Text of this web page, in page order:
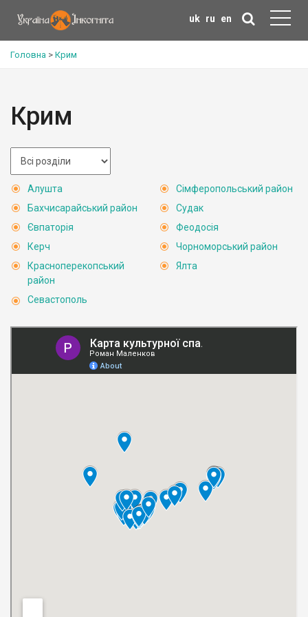
uk ru en
Головна > Крим
Крим
Алушта
Бахчисарайський район
Євпаторія
Керч
Красноперекопський
район
Севастополь
Сімферопольський район
Судак
Феодосія
Чорноморський район
Ялта